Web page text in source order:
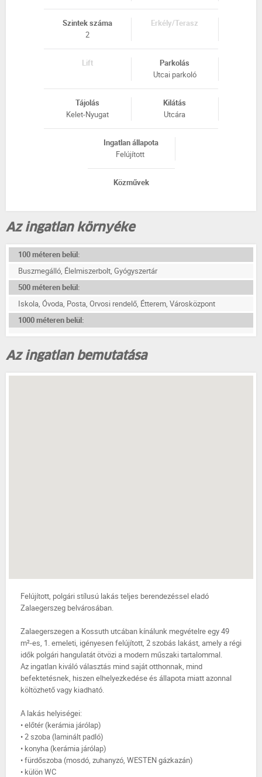
Szintek száma
2
Erkély/Terasz
Lift
Parkolás
Utcai parkoló
Tájolás
Kelet-Nyugat
Kilátás
Utcára
Ingatlan állapota
Felújított
Közművek
Az ingatlan környéke
100 méteren belül:
Buszmegálló, Élelmiszerbolt, Gyógyszertár
500 méteren belül:
Iskola, Óvoda, Posta, Orvosi rendelő, Étterem, Városközpont
1000 méteren belül:
Az ingatlan bemutatása
Felújított, polgári stílusú lakás teljes berendezéssel eladó
Zalaegerszeg belvárosában.
Zalaegerszegen a Kossuth utcában kínálunk megvételre egy 49
m²-es, 1. emeleti, igényesen felújított, 2 szobás lakást, amely a régi
idők polgári hangulatát ötvözi a modern műszaki tartalommal.
Az ingatlan kiváló választás mind saját otthonnak, mind
befektetésnek, hiszen elhelyezkedése és állapota miatt azonnal
költözhető vagy kiadható.
A lakás helyiségei:
• előtér (kerámia járólap)
• 2 szoba (laminált padló)
• konyha (kerámia járólap)
• fürdőszoba (mosdó, zuhanyzó, WESTEN gázkazán)
• külön WC